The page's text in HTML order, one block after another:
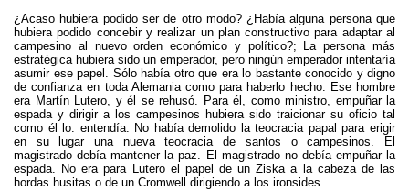
¿Acaso hubiera podido ser de otro modo? ¿Había alguna persona que
hubiera podido concebir y realizar un plan constructivo para adaptar al
campesino al nuevo orden económico y político?; La persona más
estratégica hubiera sido un emperador, pero ningún emperador intentaría
asumir ese papel. Sólo había otro que era lo bastante conocido y digno
de confianza en toda Alemania como para haberlo hecho. Ese hombre
era Martín Lutero, y él se rehusó. Para él, como ministro, empuñar la
espada y dirigir a los campesinos hubiera sido traicionar su oficio tal
como él lo: entendía. No había demolido la teocracia papal para erigir
en su lugar una nueva teocracia de santos o campesinos. El
magistrado debía mantener la paz. El magistrado no debía empuñar la
espada. No era para Lutero el papel de un Ziska a la cabeza de las
hordas husitas o de un Cromwell dirigiendo a los ironsides.